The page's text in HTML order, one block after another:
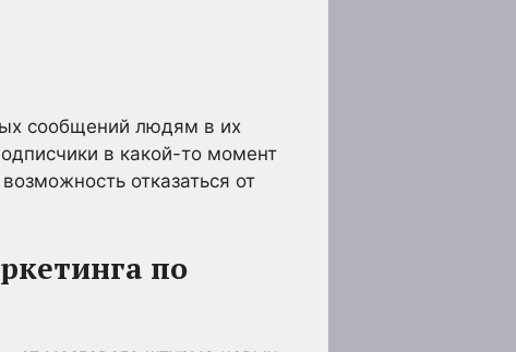
сообщений людям в их
в какой-то момент
отказаться от
по